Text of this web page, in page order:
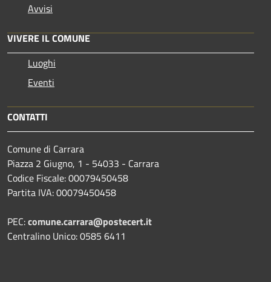
Avvisi
VIVERE IL COMUNE
Luoghi
Eventi
CONTATTI
Comune di Carrara
Piazza 2 Giugno, 1 - 54033 - Carrara
Codice Fiscale: 00079450458
Partita IVA: 00079450458
PEC:comune.carrara@postecert.it
Centralino Unico: 0585 6411